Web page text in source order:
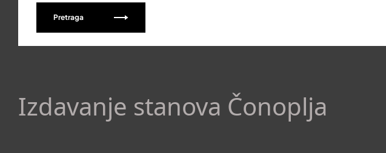
Pretraga
Izdavanje stanova Čonoplja